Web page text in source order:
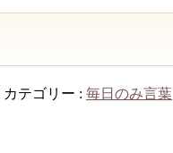
カテゴリー : 毎日のみ言葉